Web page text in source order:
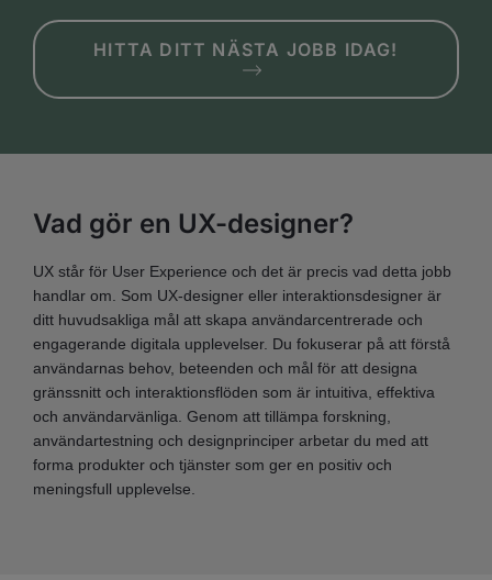
HITTA DITT NÄSTA JOBB IDAG!
Vad gör en UX-designer?
UX står för User Experience och det är precis vad detta jobb
handlar om. Som UX-designer eller interaktionsdesigner är
ditt huvudsakliga mål att skapa användarcentrerade och
engagerande digitala upplevelser. Du fokuserar på att förstå
användarnas behov, beteenden och mål för att designa
gränssnitt och interaktionsflöden som är intuitiva, effektiva
och användarvänliga. Genom att tillämpa forskning,
användartestning och designprinciper arbetar du med att
forma produkter och tjänster som ger en positiv och
meningsfull upplevelse.